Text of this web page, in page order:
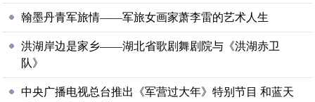
翰墨丹青军旅情——军旅女画家萧李雷的艺术人生
洪湖岸边是家乡——湖北省歌剧舞剧院与《洪湖赤卫
队》
中央广播电视总台推出《军营过大年》特别节目 和蓝天